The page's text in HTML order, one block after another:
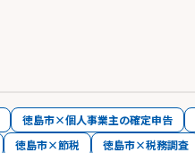
徳島市×個人事業主の確定申告
徳島市×節税 徳島市×税務調査